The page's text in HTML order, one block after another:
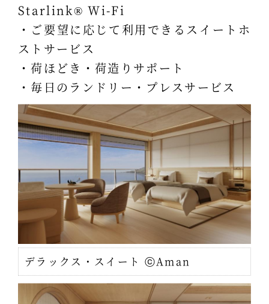
Starlink® Wi-Fi
・ご要望に応じて利用できるスイートホ
ストサービス
・荷ほどき・荷造りサポート
・毎日のランドリー・プレスサービス
デラックス・スイート ⓒAman